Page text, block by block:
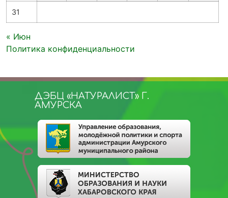
31
« Июн
Политика конфиденциальности
ДЭБЦ «НАТУРАЛИСТ» Г.
АМУРСКА